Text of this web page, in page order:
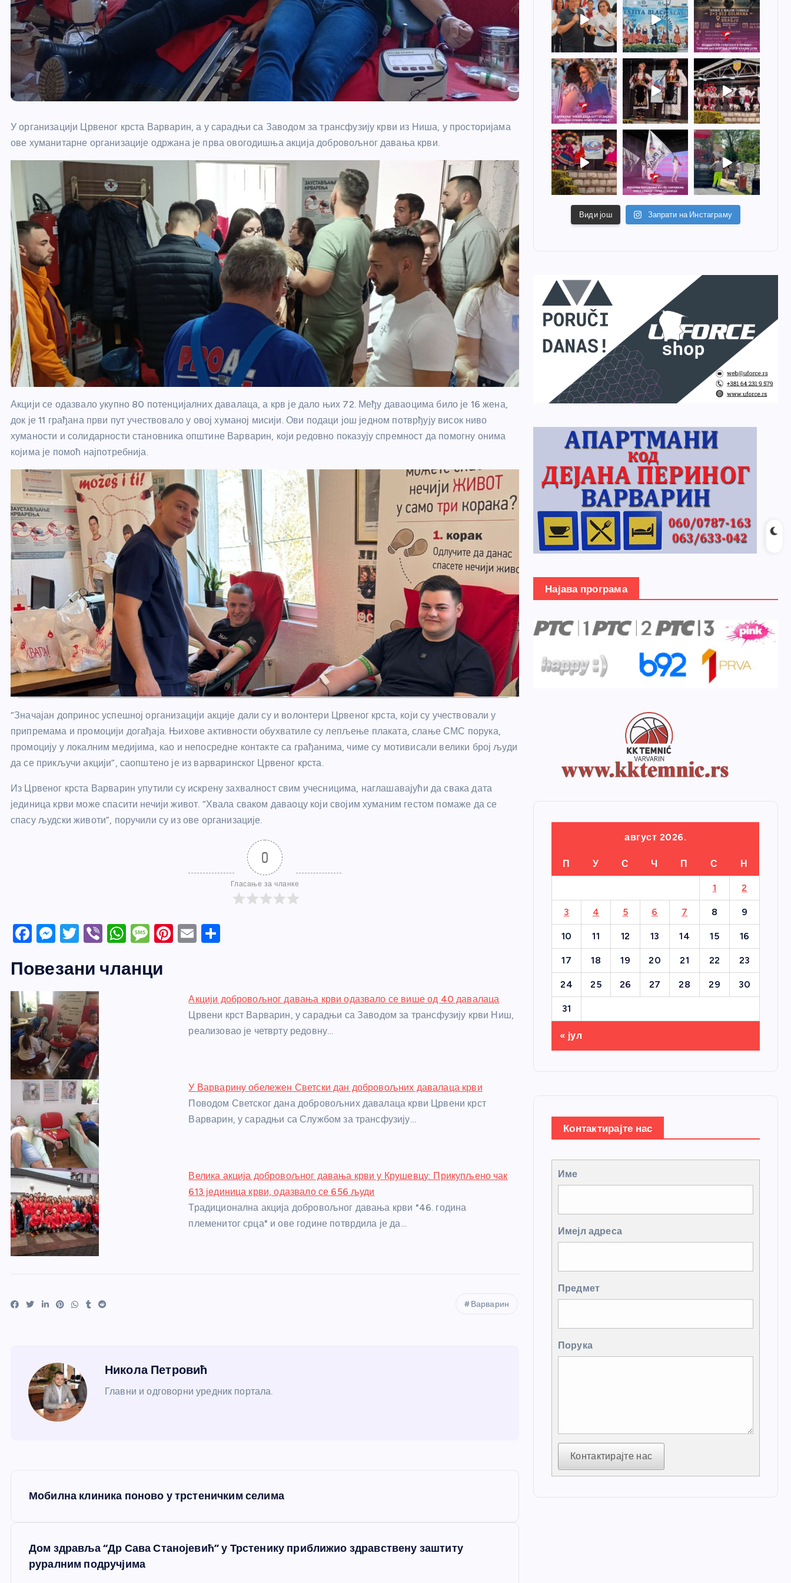
У организацији Црвеног крста Варварин, а у сарадњи са Заводом за трансфузију крви из Ниша, у просторијама
ове хуманитарне организације одржана је прва овогодишња акција добровољног давања крви.
Акцији се одазвало укупно 80 потенцијалних давалаца, а крв је дало њих 72. Међу даваоцима било је 16 жена,
док је 11 грађана први пут учествовало у овој хуманој мисији. Ови подаци још једном потврђују висок ниво
хуманости и солидарности становника општине Варварин, који редовно показују спремност да помогну онима
којима је помоћ најпотребнија.
“Значајан допринос успешној организацији акције дали су и волонтери Црвеног крста, који су учествовали у
припремама и промоцији догађаја. Њихове активности обухватиле су лепљење плаката, слање СМС порука,
промоцију у локалним медијима, као и непосредне контакте са грађанима, чиме су мотивисали велики број људи
да се прикључи акцији”, саопштено је из варваринског Црвеног крста.
Из Црвеног крста Варварин упутили су искрену захвалност свим учесницима, наглашавајући да свака дата
јединица крви може спасити нечији живот. “Хвала сваком даваоцу који својим хуманим гестом помаже да се
спасу људски животи”, поручили су из ове организације.
0
Гласање за чланке
F
c
e
b
o
o
k
M
ss
e
n
g
er
T
itt
er
Vi
er
W
at
M
ss
Pi
st
E
Повезани чланци
Акцији добровољног давања крви одазвало се више од 40 давалаца
Црвени крст Варварин, у сарадњи са Заводом за трансфузију крви Ниш,
реализовао је четврту редовну…
У Варварину обележен Светски дан добровољних давалаца крви
Поводом Светског дана добровољних давалаца крви Црвени крст
Варварин, у сарадњи са Службом за трансфузију…
Велика акција добровољног давања крви у Крушевцу: Прикупљено чак
613 јединица крви, одазвало се 656 људи
Традиционална акција добровољног давања крви "46. година
племенитог срца" и ове године потврдила је да…
Варварин
Никола Петровић
Главни и одговорни уредник портала.
Мобилна клиника поново у трстеничким селима
Дом здравља “Др Сава Станојевић” у Трстенику приближио здравствену заштиту
руралним подручјима
Види још Запрати на Инстаграму
Најава програма
август 2026.
П У С Ч П С Н
1 2
3 4 5 6 7 8 9
10 11 12 13 14 15 16
17 18 19 20 21 22 23
24 25 26 27 28 29 30
31
« јул
Контактирајте нас
Име
Имејл адреса
Предмет
Порука
Контактирајте нас